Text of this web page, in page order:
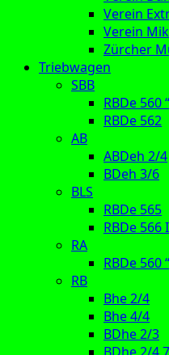
Verein
Verein
Zürcher
Triebwagen
SBB
RBDe 560
RBDe 562
AB
ABDeh 2/4
BDeh 3/6
BLS
RBDe 565
RBDe 566
RA
RBDe 560
RB
Bhe 2/4
Bhe 4/4
BDhe 2/3